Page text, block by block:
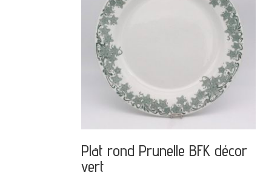
Plat rond Prunelle BFK décor
vert